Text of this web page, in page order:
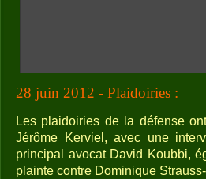
28 juin 2012 - Plaidoiries :
Les plaidoiries de la défense
Jérôme Kerviel, avec une
principal avocat David Koubbi,
plainte contre Dominique